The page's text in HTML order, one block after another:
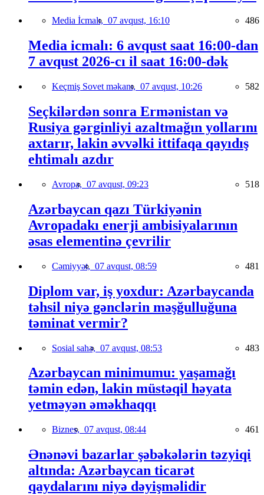
Media İcmalı, 07 avqust, 16:10 486
Media icmalı: 6 avqust saat 16:00-dan
7 avqust 2026-cı il saat 16:00-dək
Keçmiş Sovet məkanı, 07 avqust, 10:26 582
Seçkilərdən sonra Ermənistan və
Rusiya gərginliyi azaltmağın yollarını
axtarır, lakin əvvəlki ittifaqa qayıdış
ehtimalı azdır
Avropa, 07 avqust, 09:23 518
Azərbaycan qazı Türkiyənin
Avropadakı enerji ambisiyalarının
əsas elementinə çevrilir
Cəmiyyət, 07 avqust, 08:59 481
Diplom var, iş yoxdur: Azərbaycanda
təhsil niyə gənclərin məşğulluğuna
təminat vermir?
Sosial sahə, 07 avqust, 08:53 483
Azərbaycan minimumu: yaşamağı
təmin edən, lakin müstəqil həyata
yetməyən əməkhaqqı
Biznes, 07 avqust, 08:44 461
Ənənəvi bazarlar şəbəkələrin təzyiqi
altında: Azərbaycan ticarət
qaydalarını niyə dəyişməlidir